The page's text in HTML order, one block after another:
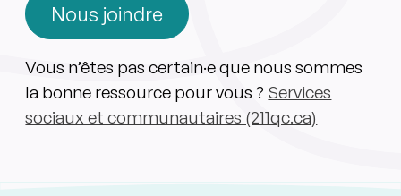
Nous joindre
Vous n’êtes pas certain·e que nous sommes
la bonne ressource pour vous ? Services
sociaux et communautaires (211qc.ca)